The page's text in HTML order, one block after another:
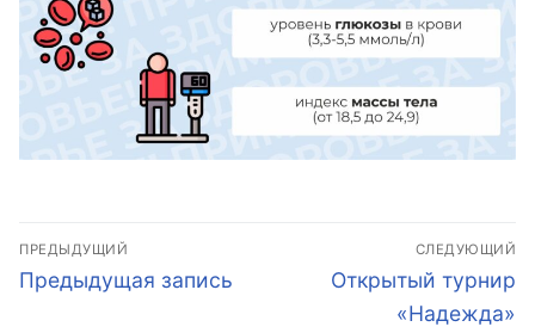
Навигация
по
ПРЕДЫДУЩИЙ
Предыдущая
Предыдущая запись
СЛЕДУЮЩИЙ
Следующая
Открытый турнир
«Надежда»